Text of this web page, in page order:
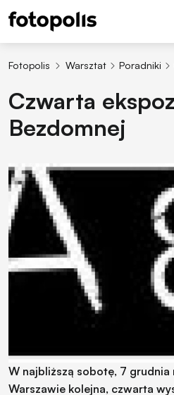
Fotopolis Warsztat Poradniki
Czwarta
Bezdomnej
W najbliższą sobotę, 7 grudnia
Warszawie kolejna, czwarta